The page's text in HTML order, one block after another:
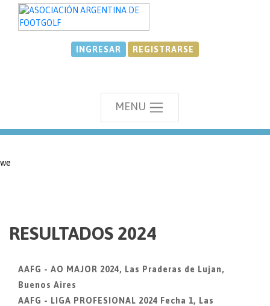
we
INGRESAR REGISTRARSE
MENU
RESULTADOS 2024
AAFG - AO MAJOR 2024, Las Praderas de Lujan,
Buenos Aires
AAFG - LIGA PROFESIONAL 2024 Fecha 1, Las